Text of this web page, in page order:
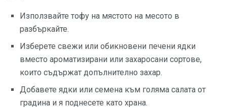
Използвайте тофу на мястото на месото в
разбъркайте.
Изберете свежи или обикновени печени ядки
вместо ароматизирани или захаросани сортове,
които съдържат допълнително захар.
Добавете ядки или семена към голяма салата от
градина и я поднесете като храна.